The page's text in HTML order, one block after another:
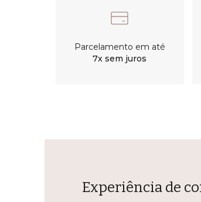
Parcelamento em até
7x sem juros
Experiência de